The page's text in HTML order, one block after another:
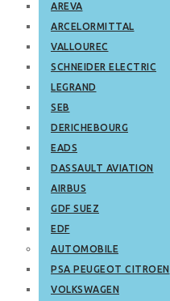
AREVA
ARCELORMITTAL
VALLOUREC
SCHNEIDER ELECTRIC
LEGRAND
SEB
DERICHEBOURG
EADS
DASSAULT AVIATION
AIRBUS
GDF SUEZ
EDF
AUTOMOBILE
PSA PEUGEOT CITROEN
VOLKSWAGEN